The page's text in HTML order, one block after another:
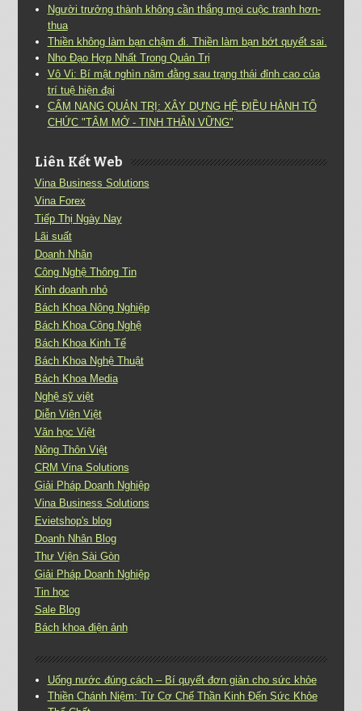
Người trưởng thành không cần thắng mọi cuộc tranh hơn-
thua
Thiền không làm bạn chậm đi. Thiền làm bạn bớt quyết sai.
Nho Đạo Hợp Nhất Trong Quản Trị
Vô Vi: Bí mật nghìn năm đằng sau trạng thái đỉnh cao của
trí tuệ hiện đại
CẨM NANG QUẢN TRỊ: XÂY DỰNG HỆ ĐIỀU HÀNH TỔ
CHỨC "TÂM MỞ - TINH THẦN VỮNG"
Liên Kết Web
Vina Business Solutions
Vina Forex
Tiếp Thị Ngày Nay
Lãi suất
Doanh Nhân
Công Nghệ Thông Tin
Kinh doanh nhỏ
Bách Khoa Nông Nghiệp
Bách Khoa Công Nghệ
Bách Khoa Kinh Tế
Bách Khoa Nghệ Thuật
Bách Khoa Media
Nghệ sỹ việt
Diễn Viên Việt
Văn học Việt
Nông Thôn Việt
CRM Vina Solutions
Giải Pháp Doanh Nghiệp
Vina Business Solutions
Evietshop's blog
Doanh Nhân Blog
Thư Viện Sài Gòn
Giải Pháp Doanh Nghiệp
Tin học
Sale Blog
Bách khoa điện ảnh
Uống nước đúng cách – Bí quyết đơn giản cho sức khỏe
Thiền Chánh Niệm: Từ Cơ Chế Thần Kinh Đến Sức Khỏe